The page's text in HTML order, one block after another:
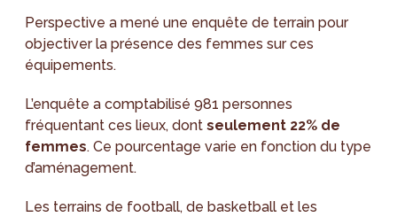
Perspective a mené une enquête de terrain pour
objectiver la présence des femmes sur ces
équipements.
L’enquête a comptabilisé 981 personnes
fréquentant ces lieux, dontseulement 22% de
femmes. Ce pourcentage varie en fonction du type
d’aménagement.
Les terrains de football, de basketball et les